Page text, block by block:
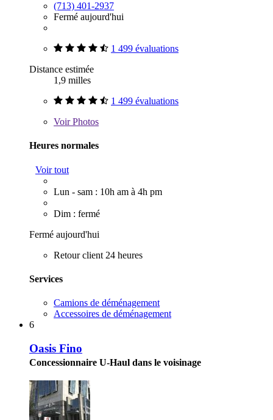
(713) 401-2937
Fermé aujourd'hui
1 499 évaluations
Distance estimée
1,9 milles
1 499 évaluations
VoirPhotos
Heures normales
Voir tout
Lun - sam : 10h am à 4h pm
Dim : fermé
Fermé aujourd'hui
Retour client 24 heures
Services
Camions de déménagement
Accessoires de déménagement
6
Oasis Fino
Concessionnaire U-Haul dans le voisinage